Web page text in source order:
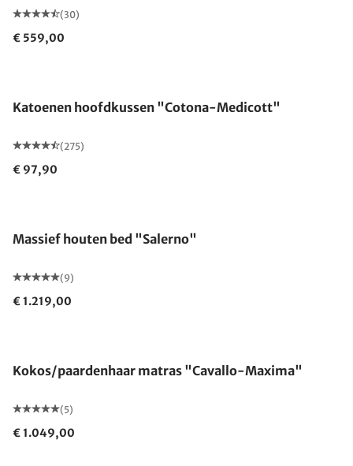
(30)
€ 559,00
Katoenen hoofdkussen "Cotona-Medicott"
(275)
€ 97,90
Massief houten bed "Salerno"
(9)
€ 1.219,00
Kokos/paardenhaar matras "Cavallo-Maxima"
(5)
€ 1.049,00